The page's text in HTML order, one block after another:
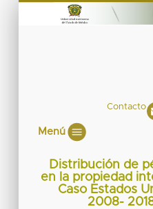
Contacto
Menú
Distribución de
en la propiedad
Caso Estados
2008-